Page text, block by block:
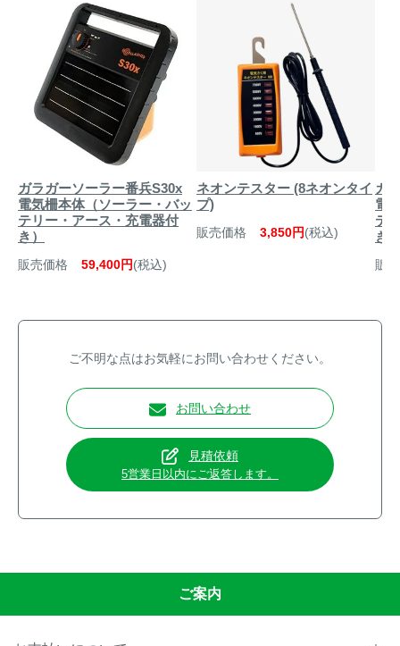
ガラガーソーラー番兵S30x
電気柵本体（ソーラー・バッ
テリー・アース・充電器付
き）
販売価格 59,400円(税込)
ネオンテスター (8ネオンタイ
プ)
販売価格 3,850円(税込)
ガ
電
テ
き
販
ご不明な点はお気軽にお問い合わせください。
お問い合わせ
見積依頼
5営業日以内にご返答します。
ご案内